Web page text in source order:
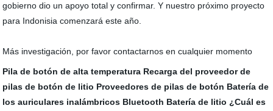
gobierno dio un apoyo total y confirmar. Y nuestro próximo proyecto
para Indonisia comenzará este año.
Más investigación, por favor contactarnos en cualquier momento
Pila de botón de alta temperatura Recarga del proveedor de
pilas de botón de litio Proveedores de pilas de botón Batería de
los auriculares inalámbricos Bluetooth Batería de litio ¿Cuál es